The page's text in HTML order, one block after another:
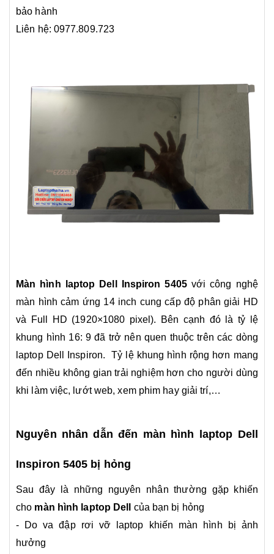
bảo hành
Liên hệ: 0977.809.723
Màn hình laptop Dell Inspiron 5405 với công nghệ
màn hình cảm ứng 14 inch cung cấp độ phân giải HD
và Full HD (1920×1080 pixel). Bên cạnh đó là tỷ lệ
khung hình 16: 9 đã trở nên quen thuộc trên các dòng
laptop Dell Inspiron. Tỷ lệ khung hình rộng hơn mang
đến nhiều không gian trải nghiệm hơn cho người dùng
khi làm việc, lướt web, xem phim hay giải trí,…
Nguyên nhân dẫn đến màn hình laptop Dell
Inspiron 5405 bị hỏng
Sau đây là những nguyên nhân thường gặp khiến
cho màn hình laptop Dell
của bạn bị hỏng
- Do va đập rơi vỡ laptop khiến màn hình bị ảnh
hưởng